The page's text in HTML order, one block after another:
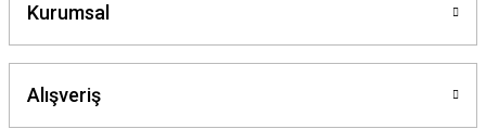
Kurumsal
Alışveriş